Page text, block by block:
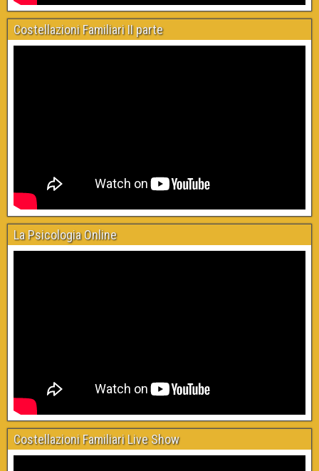
Costellazioni Familiari II parte
La Psicologia Online
Costellazioni Familiari Live Show